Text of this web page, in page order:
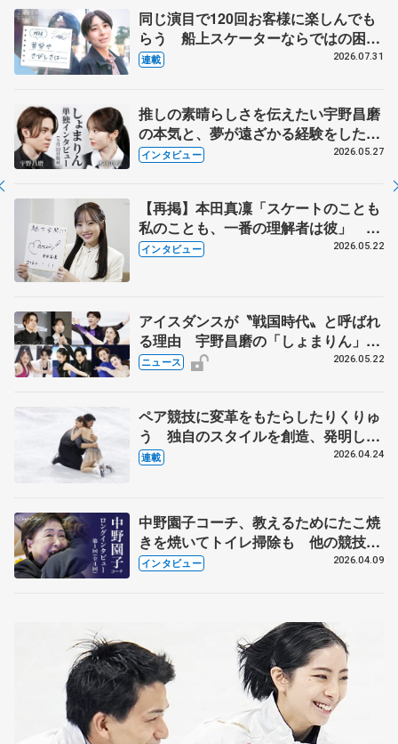
同じ演目で120回お客様に楽しんでも
らう 船上スケーターならではの困難
とは 影響あったPIW前キャプテン松
連載 2026.07.31
推しの素晴らしさを伝えたい宇野昌磨
の本気と、夢が遠ざかる経験をした本
田真凜の覚悟
インタビュー 2026.05.27
【再掲】本田真凜「スケートのことも
私のことも、一番の理解者は彼」 引
退時の単独インタビューで語った競技
インタビュー 2026.05.22
アイスダンスが〝戦国時代〟と呼ばれ
る理由 宇野昌磨の「しょまりん」ら
実力者が相次いで参戦 国内の競争激
ニュース 2026.05.22
ペア競技に変革をもたらしたりくりゅ
う 独自のスタイルを創造、発明した
【引退発表後②】
連載 2026.04.24
中野園子コーチ、教えるためにたこ焼
きを焼いてトイレ掃除も 他の競技に
も通用するという坂本花織の筋肉
インタビュー 2026.04.09